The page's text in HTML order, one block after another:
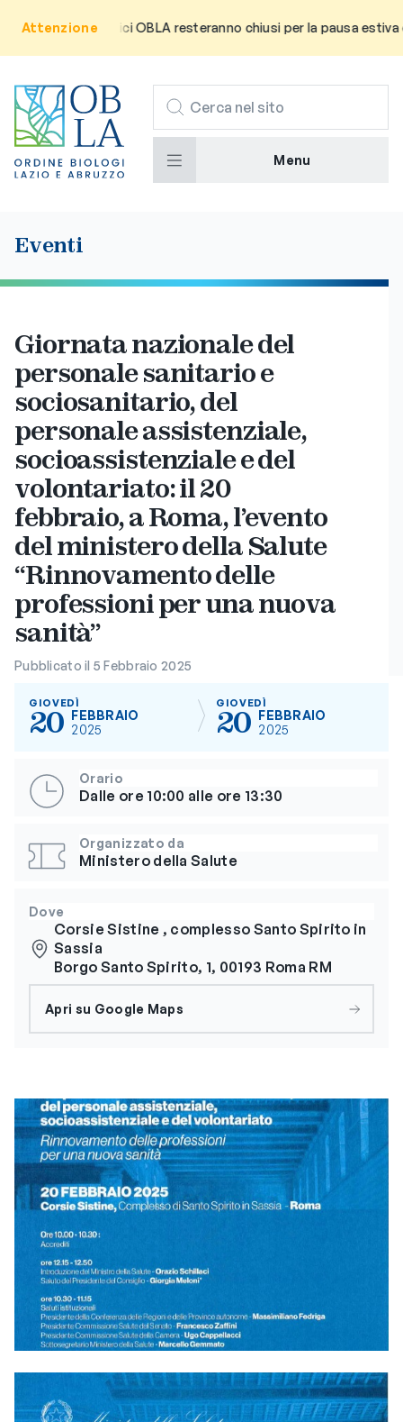
Attenzione
che gli uffici OBLA resteranno chiusi per la pausa estiva da
CERCA
Menu
Eventi
Giornata nazionale del
personale sanitario e
sociosanitario, del
personale assistenziale,
socioassistenziale e del
volontariato: il 20
febbraio, a Roma, l’evento
del ministero della Salute
“Rinnovamento delle
professioni per una nuova
sanità”
Pubblicato il 5 Febbraio 2025
GIOVEDÌ
20 FEBBRAIO
2025
GIOVEDÌ
20 FEBBRAIO
2025
Orario
Dalle ore 10:00 alle ore 13:30
Organizzato da
Ministero della Salute
Dove
Corsie Sistine , complesso Santo Spirito in
Sassia
Borgo Santo Spirito, 1, 00193 Roma RM
Apri su Google Maps